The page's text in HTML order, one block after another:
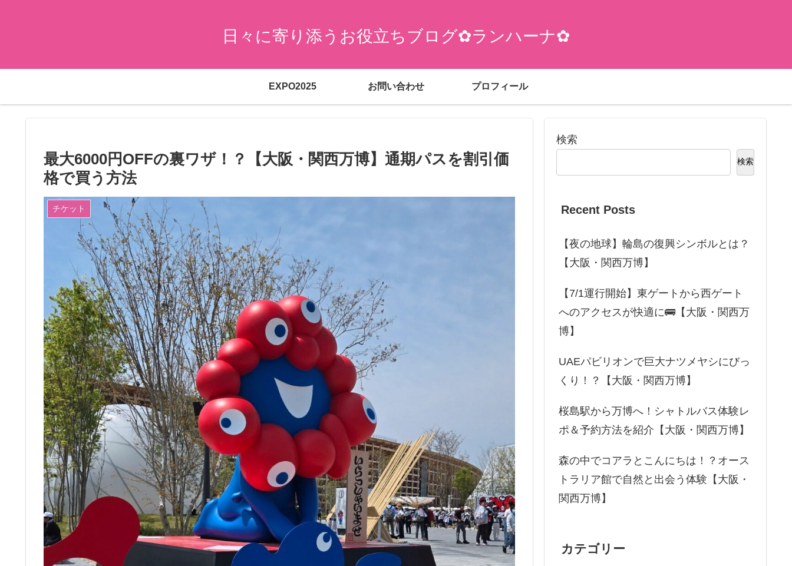
日々に寄り添うお役立ちブログ✿ランハーナ✿
EXPO2025 お問い合わせ プロフィール
最大6000円OFFの裏ワザ！？【大阪・関西万博】通期パスを割引価
格で買う方法
チケット
検索
検索
Recent Posts
【夜の地球】輪島の復興シンボルとは？
【大阪・関西万博】
【7/1運行開始】東ゲートから西ゲート
へのアクセスが快適に🚌【大阪・関西万
博】
UAEパビリオンで巨大ナツメヤシにびっ
くり！？【大阪・関西万博】
桜島駅から万博へ！シャトルバス体験レ
ポ＆予約方法を紹介【大阪・関西万博】
森の中でコアラとこんにちは！？オース
トラリア館で自然と出会う体験【大阪・
関西万博】
カテゴリー